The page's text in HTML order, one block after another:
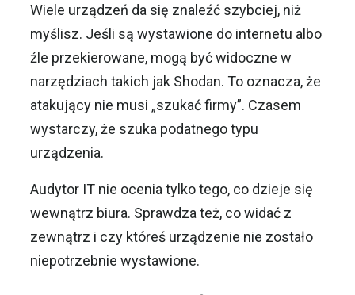
Wiele urządzeń da się znaleźć szybciej, niż
myślisz. Jeśli są wystawione do internetu albo
źle przekierowane, mogą być widoczne w
narzędziach takich jak Shodan. To oznacza, że
atakujący nie musi „szukać firmy”. Czasem
wystarczy, że szuka podatnego typu
urządzenia.
Audytor IT nie ocenia tylko tego, co dzieje się
wewnątrz biura. Sprawdza też, co widać z
zewnątrz i czy któreś urządzenie nie zostało
niepotrzebnie wystawione.